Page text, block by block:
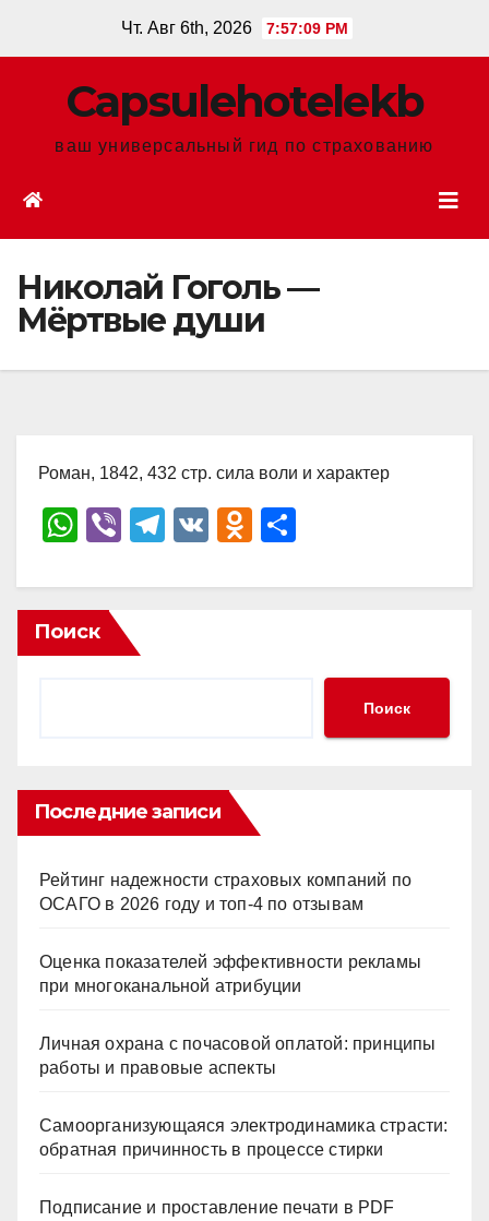
Чт. Авг 6th, 2026 7:57:10 PM
Сapsulehotelekb
ваш универсальный гид по страхованию
Николай Гоголь —
Мёртвые души
Роман, 1842, 432 стр. сила воли и характер
W
at
s
A
Vi
er
T
e
V
O
n
р
ть
Поиск
Поиск
Последние записи
Рейтинг надежности страховых компаний по
ОСАГО в 2026 году и топ-4 по отзывам
Оценка показателей эффективности рекламы
при многоканальной атрибуции
Личная охрана с почасовой оплатой: принципы
работы и правовые аспекты
Самоорганизующаяся электродинамика страсти:
обратная причинность в процессе стирки
Подписание и проставление печати в PDF